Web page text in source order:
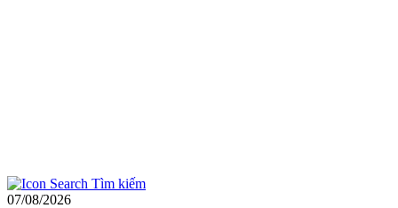
Tìm kiếm
07/08/2026